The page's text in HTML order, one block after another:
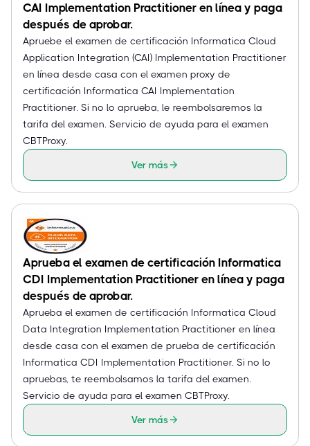
CAI Implementation Practitioner en línea y paga
después de aprobar.
Apruebe el examen de certificación Informatica Cloud
Application Integration (CAI) Implementation Practitioner
en línea desde casa con el examen proxy de
certificación Informatica CAI Implementation
Practitioner. Si no lo aprueba, le reembolsaremos la
tarifa del examen. Servicio de ayuda para el examen
CBTProxy.
Ver más
Aprueba el examen de certificación Informatica
CDI Implementation Practitioner en línea y paga
después de aprobar.
Aprueba el examen de certificación Informatica Cloud
Data Integration Implementation Practitioner en línea
desde casa con el examen de prueba de certificación
Informatica CDI Implementation Practitioner. Si no lo
apruebas, te reembolsamos la tarifa del examen.
Servicio de ayuda para el examen CBTProxy.
Ver más